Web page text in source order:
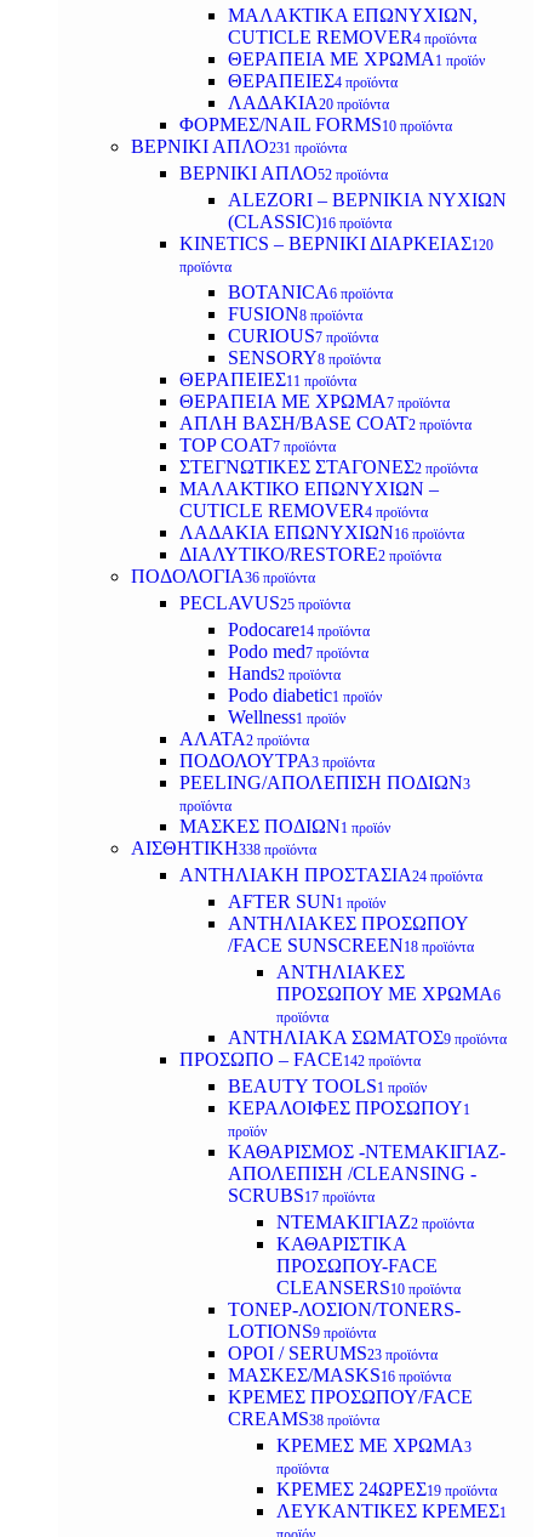
ΜΑΛΑΚΤΙΚΑ ΕΠΩΝΥΧΙΩΝ,
CUTICLE REMOVER4 προϊόντα
ΘΕΡΑΠΕΙΑ ΜΕ ΧΡΩΜΑ 1 προϊόν
ΘΕΡΑΠΕΙΕΣ4 προϊόντα
ΛΑΔΑΚΙΑ20 προϊόντα
ΦΟΡΜΕΣ/NAIL FORMS10 προϊόντα
ΒΕΡΝΙΚΙ ΑΠΛΟ231 προϊόντα
ΒΕΡΝΙΚΙ ΑΠΛΟ52 προϊόντα
ALEZORI – ΒΕΡΝΙΚΙΑ ΝΥΧΙΩΝ
(CLASSIC)16 προϊόντα
KINETICS – ΒΕΡΝΙΚΙ ΔΙΑΡΚΕΙΑΣ120
προϊόντα
BOTANICA6 προϊόντα
FUSION8 προϊόντα
CURIOUS7 προϊόντα
SENSORY8 προϊόντα
ΘΕΡΑΠΕΙΕΣ11 προϊόντα
ΘΕΡΑΠΕΙΑ ΜΕ ΧΡΩΜΑ7 προϊόντα
ΑΠΛΗ ΒΑΣΗ/BASE COAT2 προϊόντα
TOP COAT7 προϊόντα
ΣΤΕΓΝΩΤΙΚΕΣ ΣΤΑΓΟΝΕΣ2 προϊόντα
ΜΑΛΑΚΤΙΚΟ ΕΠΩΝΥΧΙΩΝ –
CUTICLE REMOVER4 προϊόντα
ΛΑΔΑΚΙΑ ΕΠΩΝΥΧΙΩΝ16 προϊόντα
ΔΙΑΛΥΤΙΚΟ/RESTORE2 προϊόντα
ΠΟΔΟΛΟΓΙΑ36 προϊόντα
PECLAVUS25 προϊόντα
Podocare14 προϊόντα
Podo med7 προϊόντα
Hands2 προϊόντα
Podo diabetic1 προϊόν
Wellness1 προϊόν
ΑΛΑΤΑ2 προϊόντα
ΠΟΔΟΛΟΥΤΡΑ3 προϊόντα
PEELING/ΑΠΟΛΕΠΙΣΗ ΠΟΔΙΩΝ3
προϊόντα
ΜΑΣΚΕΣ ΠΟΔΙΩΝ1 προϊόν
ΑΙΣΘΗΤΙΚΗ338 προϊόντα
ΑΝΤΗΛΙΑΚΗ ΠΡΟΣΤΑΣΙΑ24 προϊόντα
AFTER SUN1 προϊόν
ΑΝΤΗΛΙΑΚΕΣ ΠΡΟΣΩΠΟΥ
/FACE SUNSCREEN18 προϊόντα
ΑΝΤΗΛΙΑΚΕΣ
ΠΡΟΣΩΠΟΥ ΜΕ ΧΡΩΜΑ6
προϊόντα
ΑΝΤΗΛΙΑΚΑ ΣΩΜΑΤΟΣ9 προϊόντα
ΠΡΟΣΩΠΟ – FACE142 προϊόντα
BEAUTY TOOLS1 προϊόν
ΚΕΡΑΛΟΙΦΕΣ ΠΡΟΣΩΠΟΥ1
προϊόν
ΚΑΘΑΡΙΣΜΟΣ -ΝΤΕΜΑΚΙΓΙΑΖ-
ΑΠΟΛΕΠΙΣΗ /CLEANSING -
SCRUBS17 προϊόντα
ΝΤΕΜΑΚΙΓΙΑΖ2 προϊόντα
ΚΑΘΑΡΙΣΤΙΚΑ
ΠΡΟΣΩΠΟΥ-FACE
CLEANSERS10 προϊόντα
ΤΟΝΕΡ-ΛΟΣΙΟΝ/TONERS-
LOTIONS9 προϊόντα
ΟΡΟΙ / SERUMS23 προϊόντα
ΜΑΣΚΕΣ/MASKS16 προϊόντα
ΚΡΕΜΕΣ ΠΡΟΣΩΠΟΥ/FACE
CREAMS38 προϊόντα
ΚΡΕΜΕΣ ΜΕ ΧΡΩΜΑ3
προϊόντα
ΚΡΕΜΕΣ 24ΩΡΕΣ19 προϊόντα
ΛΕΥΚΑΝΤΙΚΕΣ ΚΡΕΜΕΣ1